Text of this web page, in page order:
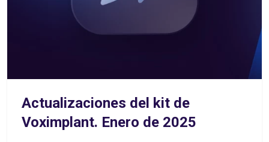
Actualizaciones del kit de
Voximplant. Enero de 2025